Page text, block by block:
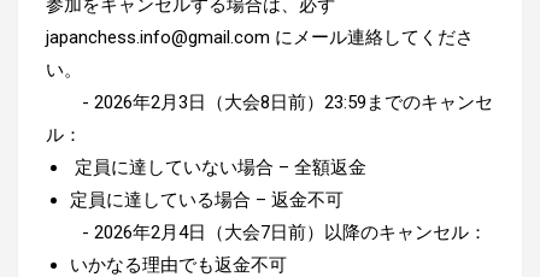
参加をキャンセルする場合は、必ず
japanchess.info@gmail.com にメール連絡してくださ
い。
- 2026年2月3日（大会8日前）23:59までのキャンセ
ル：
定員に達していない場合 – 全額返金
定員に達している場合 – 返金不可
- 2026年2月4日（大会7日前）以降のキャンセル：
いかなる理由でも返金不可